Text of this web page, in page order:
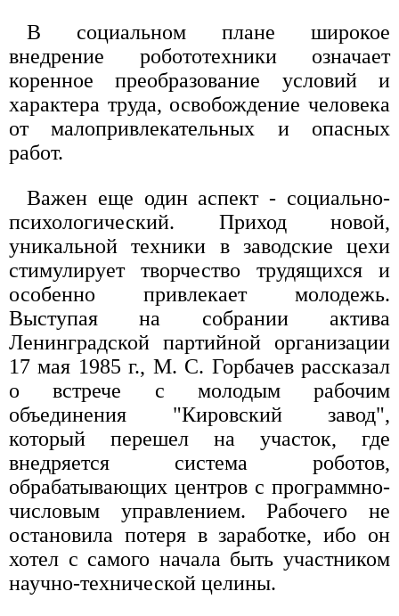
В социальном плане широкое
внедрение робототехники означает
коренное преобразование условий и
характера труда, освобождение человека
от малопривлекательных и опасных
работ.
Важен еще один аспект - социально-
психологический. Приход новой,
уникальной техники в заводские цехи
стимулирует творчество трудящихся и
особенно привлекает молодежь.
Выступая на собрании актива
Ленинградской партийной организации
17 мая 1985 г., М. С. Горбачев рассказал
о встрече с молодым рабочим
объединения "Кировский завод",
который перешел на участок, где
внедряется система роботов,
обрабатывающих центров с программно-
числовым управлением. Рабочего не
остановила потеря в заработке, ибо он
хотел с самого начала быть участником
научно-технической целины.